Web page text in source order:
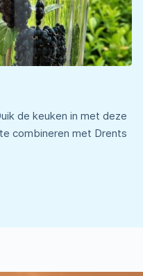
de keuken in met deze
combineren met Drents